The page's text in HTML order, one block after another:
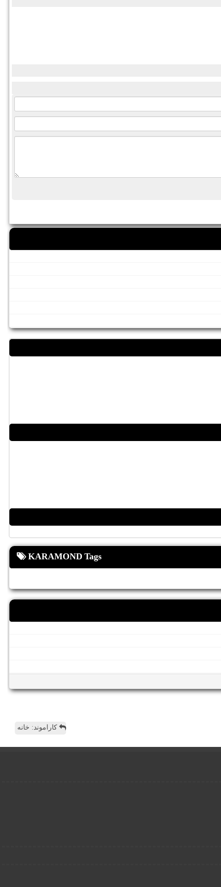
KARAMOND Tags
کاراموند: خانه